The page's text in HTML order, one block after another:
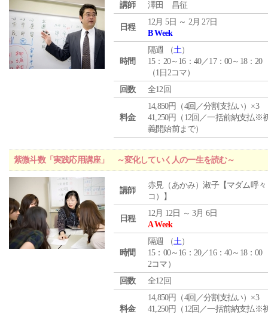
講師 澤田 昌征
日程
12月 5日 ～ 2月 27日
B Week
時間
隔週 （土）
15：20～16：40／17：00～18：20
（1日2コマ）
回数
全12回
料金
14,850円（4回／分割支払い）×3
41,250円（12回／一括前納支払※
義開始前まで）
紫微斗数「実践応用講座」 ～変化していく人の一生を読む～
講師
赤見（あかみ）淑子【マダム呼々
コ）】
日程
12月 12日 ～ 3月 6日
A Week
時間
隔週 （土）
15：00～16：20／16：40～18：00
2コマ）
回数
全12回
料金
14,850円（4回／分割支払い）×3
41,250円（12回／一括前納支払※